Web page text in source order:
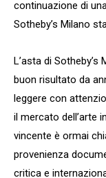
continuazione di
Sotheby’s Milano
L’asta di
buon risultato da
leggere con
il mercato dell’arte
vincente è ormai
provenienza
critica e